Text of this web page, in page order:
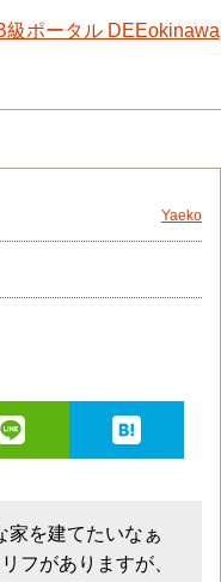
検
Yaeko
家を建てたいなぁ
フがありますが、